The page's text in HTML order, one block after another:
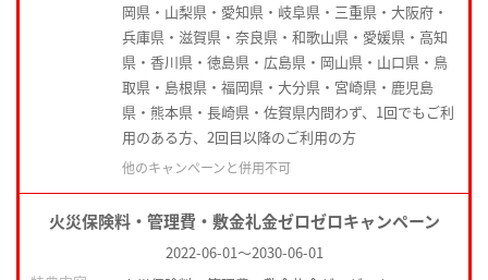
岡県・山梨県・愛知県・岐阜県・三重県・大阪府・
兵庫県・滋賀県・奈良県・和歌山県・愛媛県・高知
県・香川県・徳島県・広島県・岡山県・山口県・鳥
取県・島根県・福岡県・大分県・宮崎県・鹿児島
県・熊本県・長崎県・佐賀県内問わず、1回でもご利
用のある方、2回目以降のご利用の方
他のキャンペーンと併用不可
火災保険料・管理費・敷金礼金ゼロゼロキャンペーン
2022-06-01～2030-06-01